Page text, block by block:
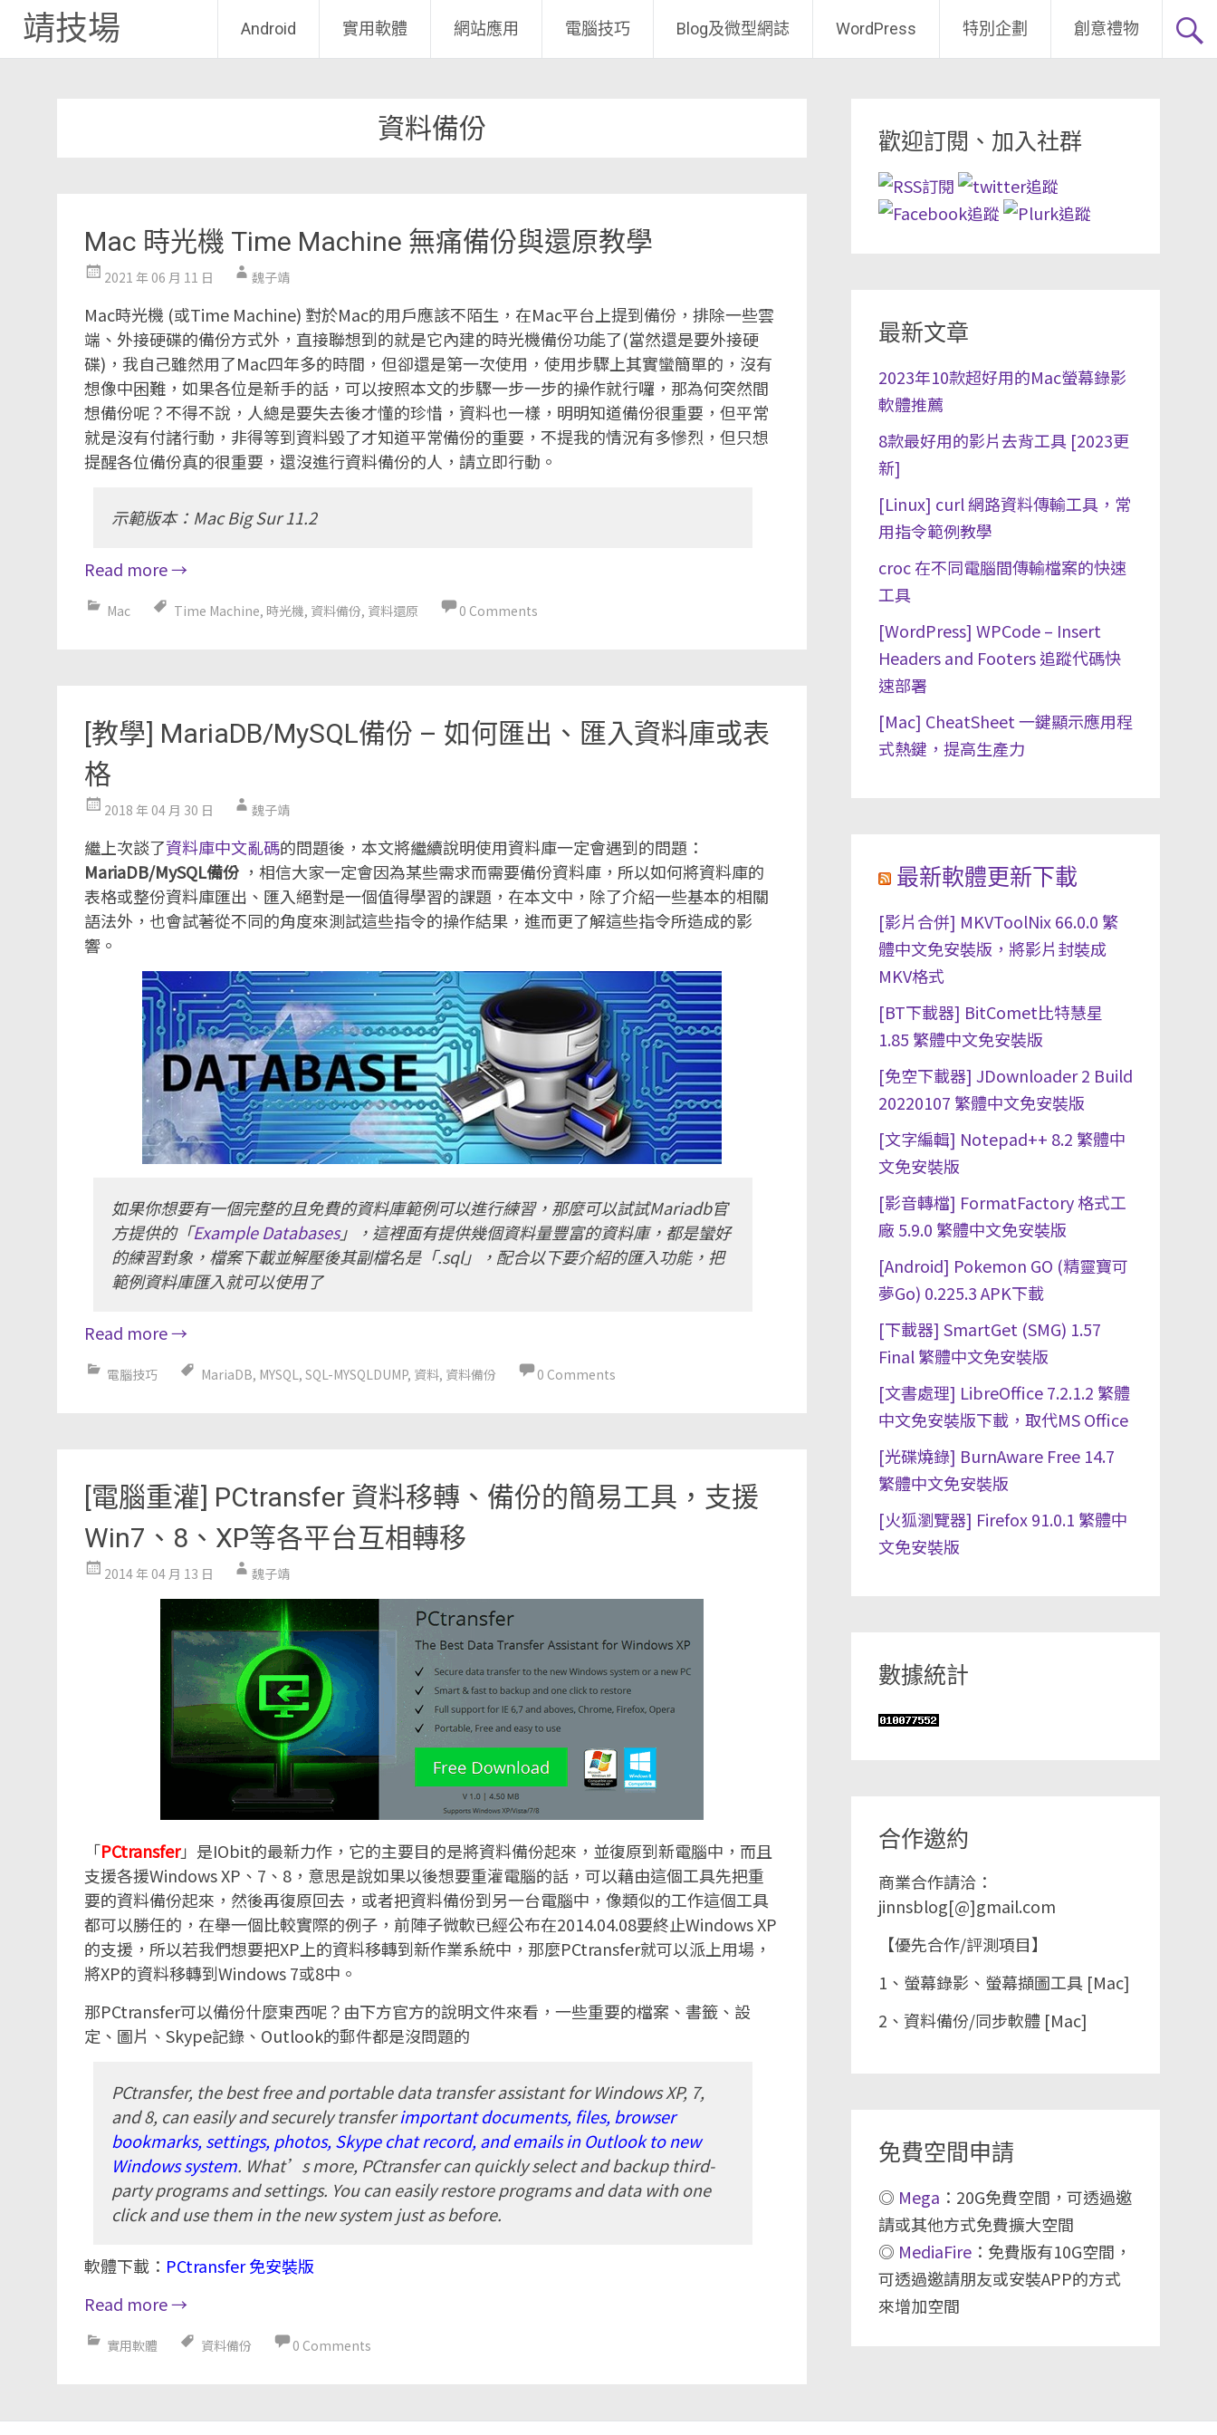
靖技場 Android 實用軟體 網站應用 電腦技巧 Blog及微型網誌 WordPress 特別企劃 創意禮物
資料備份
Mac 時光機 Time Machine 無痛備份與還原教學
2021 年 06 月 11 日 魏子靖
Mac時光機 (或Time Machine) 對於Mac的用戶應該不陌生，在Mac平台上提到備份，排除一些雲
端、外接硬碟的備份方式外，直接聯想到的就是它內建的時光機備份功能了(當然還是要外接硬
碟)，我自己雖然用了Mac四年多的時間，但卻還是第一次使用，使用步驟上其實蠻簡單的，沒有
想像中困難，如果各位是新手的話，可以按照本文的步驟一步一步的操作就行囉，那為何突然間
想備份呢？不得不說，人總是要失去後才懂的珍惜，資料也一樣，明明知道備份很重要，但平常
就是沒有付諸行動，非得等到資料毀了才知道平常備份的重要，不提我的情況有多慘烈，但只想
提醒各位備份真的很重要，還沒進行資料備份的人，請立即行動。
示範版本：Mac Big Sur 11.2
Read more→
Mac Time Machine, 時光機, 資料備份, 資料還原 0 Comments
[教學] MariaDB/MySQL備份 – 如何匯出、匯入資料庫或表
格
2018 年 04 月 30 日 魏子靖
繼上次談了資料庫中文亂碼的問題後，本文將繼續說明使用資料庫一定會遇到的問題：
MariaDB/MySQL備份 ，相信大家一定會因為某些需求而需要備份資料庫，所以如何將資料庫的
表格或整份資料庫匯出、匯入絕對是一個值得學習的課題，在本文中，除了介紹一些基本的相關
語法外，也會試著從不同的角度來測試這些指令的操作結果，進而更了解這些指令所造成的影
響。
如果你想要有一個完整的且免費的資料庫範例可以進行練習，那麼可以試試Mariadb官
方提供的「Example Databases」，這裡面有提供幾個資料量豐富的資料庫，都是蠻好
的練習對象，檔案下載並解壓後其副檔名是「.sql」，配合以下要介紹的匯入功能，把
範例資料庫匯入就可以使用了
Read more→
電腦技巧 MariaDB, MYSQL, SQL-MYSQLDUMP, 資料, 資料備份 0 Comments
[電腦重灌] PCtransfer 資料移轉、備份的簡易工具，支援
Win7、8、XP等各平台互相轉移
2014 年 04 月 13 日 魏子靖
「PCtransfer」是IObit的最新力作，它的主要目的是將資料備份起來，並復原到新電腦中，而且
支援各援Windows XP、7、8，意思是說如果以後想要重灌電腦的話，可以藉由這個工具先把重
要的資料備份起來，然後再復原回去，或者把資料備份到另一台電腦中，像類似的工作這個工具
都可以勝任的，在舉一個比較實際的例子，前陣子微軟已經公布在2014.04.08要終止Windows XP
的支援，所以若我們想要把XP上的資料移轉到新作業系統中，那麼PCtransfer就可以派上用場，
將XP的資料移轉到Windows 7或8中。
那PCtransfer可以備份什麼東西呢？由下方官方的說明文件來看，一些重要的檔案、書籤、設
定、圖片、Skype記錄、Outlook的郵件都是沒問題的
PCtransfer, the best free and portable data transfer assistant for Windows XP, 7,
and 8, can easily and securely transferimportant documents, files, browser
bookmarks, settings, photos, Skype chat record, and emails in Outlook to new
Windows system. What’s more, PCtransfer can quickly select and backup third-
party programs and settings. You can easily restore programs and data with one
click and use them in the new system just as before.
軟體下載： PCtransfer 免安裝版
Read more→
實用軟體 資料備份 0 Comments
歡迎訂閱、加入社群
最新文章
2023年10款超好用的Mac螢幕錄影
軟體推薦
8款最好用的影片去背工具 [2023更
新]
[Linux] curl 網路資料傳輸工具，常
用指令範例教學
croc 在不同電腦間傳輸檔案的快速
工具
[WordPress] WPCode – Insert
Headers and Footers 追蹤代碼快
速部署
[Mac] CheatSheet 一鍵顯示應用程
式熱鍵，提高生產力
最新軟體更新下載
[影片合併] MKVToolNix 66.0.0 繁
體中文免安裝版，將影片封裝成
MKV格式
[BT下載器] BitComet比特慧星
1.85 繁體中文免安裝版
[免空下載器] JDownloader 2 Build
20220107 繁體中文免安裝版
[文字編輯] Notepad++ 8.2 繁體中
文免安裝版
[影音轉檔] FormatFactory 格式工
廠 5.9.0 繁體中文免安裝版
[Android] Pokemon GO (精靈寶可
夢Go) 0.225.3 APK下載
[下載器] SmartGet (SMG) 1.57
Final 繁體中文免安裝版
[文書處理] LibreOffice 7.2.1.2 繁體
中文免安裝版下載，取代MS Office
[光碟燒錄] BurnAware Free 14.7
繁體中文免安裝版
[火狐瀏覽器] Firefox 91.0.1 繁體中
文免安裝版
數據統計
合作邀約
商業合作請洽：
jinnsblog[@]gmail.com
【優先合作/評測項目】
1、螢幕錄影、螢幕擷圖工具 [Mac]
2、資料備份/同步軟體 [Mac]
免費空間申請
◎ Mega ：20G免費空間，可透過邀
請或其他方式免費擴大空間
◎ MediaFire：免費版有10G空間，
可透過邀請朋友或安裝APP的方式
來增加空間